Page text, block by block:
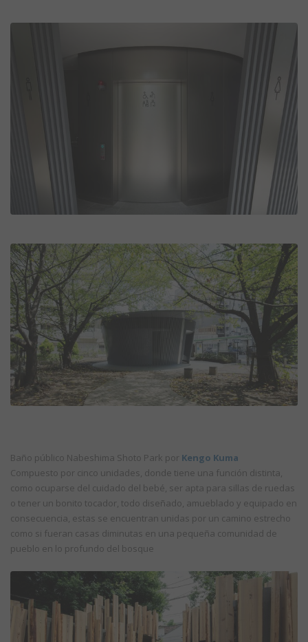
Baño público Nabeshima Shoto Park por Kengo Kuma
Compuesto por cinco unidades, donde tiene una función distinta,
como ocuparse del cuidado del bebé, ser apta para sillas de ruedas
o tener un bonito tocador, todo diseñado, amueblado y equipado en
consecuencia, estas se encuentran unidas por un camino estrecho
como si fueran casas diminutas en una pequeña comunidad de
pueblo en lo profundo del bosque